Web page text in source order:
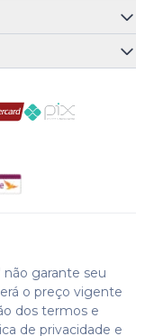
garante seu
o preço vigente
dos termos e
de privacidade e